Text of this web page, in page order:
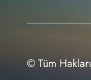
© Tüm